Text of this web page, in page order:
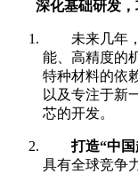
深化基础研发
未来几年
能、高精度的
特种材料的依
以及专注于新
芯的开发。
打造“中
具有全球竞争